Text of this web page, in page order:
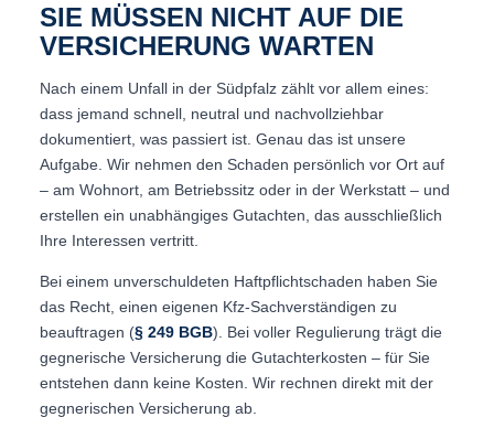
SIE MÜSSEN NICHT AUF DIE
VERSICHERUNG WARTEN
Nach einem Unfall in der Südpfalz zählt vor allem eines:
dass jemand schnell, neutral und nachvollziehbar
dokumentiert, was passiert ist. Genau das ist unsere
Aufgabe. Wir nehmen den Schaden persönlich vor Ort auf
– am Wohnort, am Betriebssitz oder in der Werkstatt – und
erstellen ein unabhängiges Gutachten, das ausschließlich
Ihre Interessen vertritt.
Bei einem unverschuldeten Haftpflichtschaden haben Sie
das Recht, einen eigenen Kfz-Sachverständigen zu
beauftragen (§ 249 BGB). Bei voller Regulierung trägt die
gegnerische Versicherung die Gutachterkosten – für Sie
entstehen dann keine Kosten. Wir rechnen direkt mit der
gegnerischen Versicherung ab.